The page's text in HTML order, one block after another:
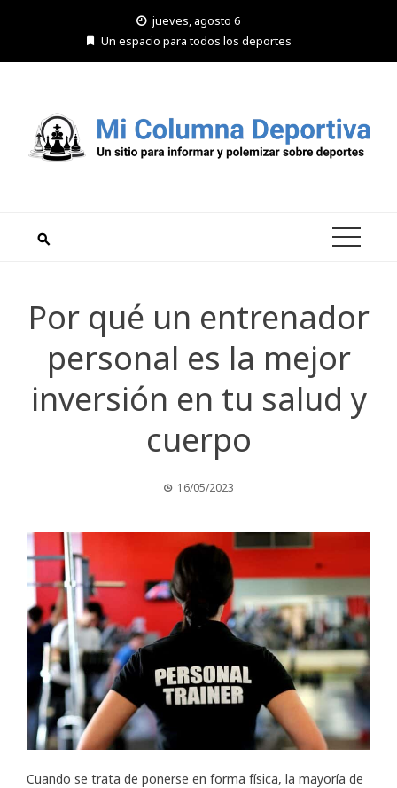
jueves, agosto 6
Un espacio para todos los deportes
Por qué un entrenador
personal es la mejor
inversión en tu salud y
cuerpo
16/05/2023
Cuando se trata de ponerse en forma física, la mayoría de